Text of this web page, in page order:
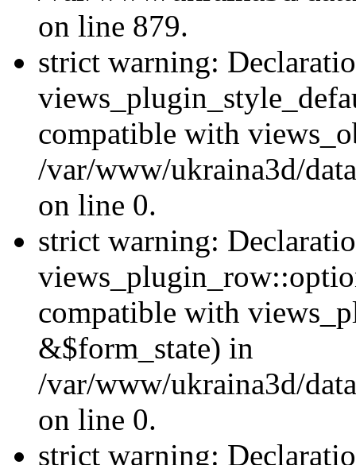
on line 879.
strict warning:
compatible with
/var/www/ukraina3d/
on line 0.
strict warning:
compatible with
&$form_state) in
/var/www/ukraina3d/
on line 0.
strict warning: